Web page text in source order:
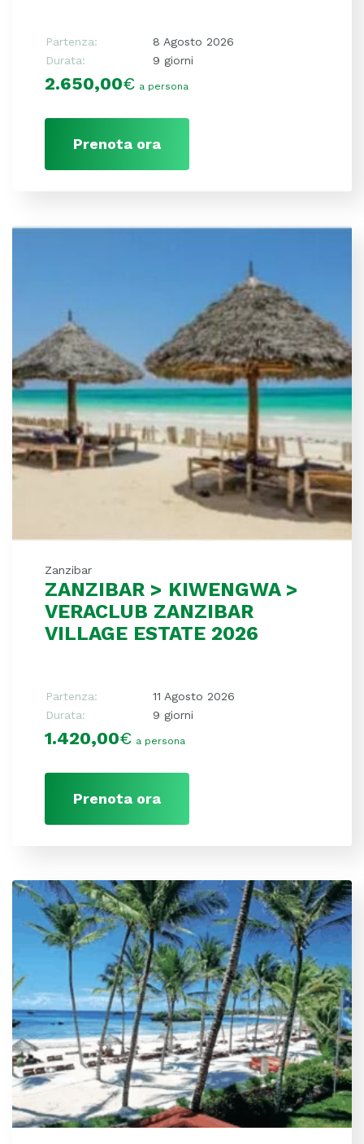
Partenza:
8 Agosto 2026
Durata:
9 giorni
2.650,00€ a persona
Prenota ora
Zanzibar
ZANZIBAR > KIWENGWA >
VERACLUB ZANZIBAR
VILLAGE ESTATE 2026
Partenza:
11 Agosto 2026
Durata:
9 giorni
1.420,00€ a persona
Prenota ora